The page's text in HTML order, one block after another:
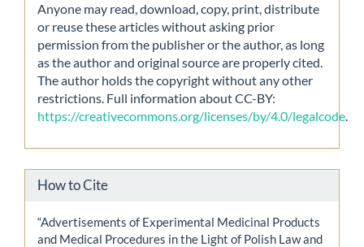
Anyone may read, download, copy, print, distribute
or reuse these articles without asking prior
permission from the publisher or the author, as long
as the author and original source are properly cited.
The author holds the copyright without any other
restrictions. Full information about CC-BY:
https://creativecommons.org/licenses/by/4.0/legalcode
How to Cite
“Advertisements of Experimental Medicinal Products
and Medical Procedures in the Light of Polish Law and